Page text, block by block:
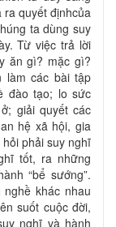
quyết địnhcủa
ta dùng suy
Từ việc trả lời
ăn gì? mặc gì?
làm các bài tập
đào tạo; lo sức
giải quyết các
hệ xã hội, gia
phải suy nghĩ
tốt, ra những
“bể sướng”.
khác nhau
suốt cuộc đời,
nghĩ và hành